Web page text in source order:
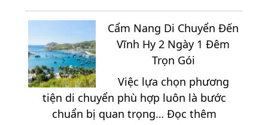
Chữ
3
Ngày
2
Đêm
2
Ngày
1
Ý
Tour
Du
Lịch
Hồ
Tràm
3
Cẩm Nang Di Chuyển Đến
Vĩnh Hy 2 Ngày 1 Đêm
Trọn Gói
Việc lựa chọn phương
tiện di chuyển phù hợp luôn là bước
chuẩn bị quan trọng… Đọc thêm: